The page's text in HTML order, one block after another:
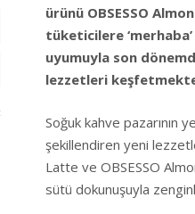
ürünü OBSESSO
tüketicilere
uyumuyla son
lezzetleri
Soğuk kahve pazarının
şekillendiren yeni
Latte ve OBSESSO
sütü dokunuşuyla